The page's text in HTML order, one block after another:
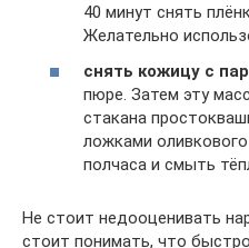
40 минут снять
Желательно
снять кожицу с
пюре. Затем эту
стакана
ложками
полчаса и смыть
Не стоит недооценивать
стоит понимать, что